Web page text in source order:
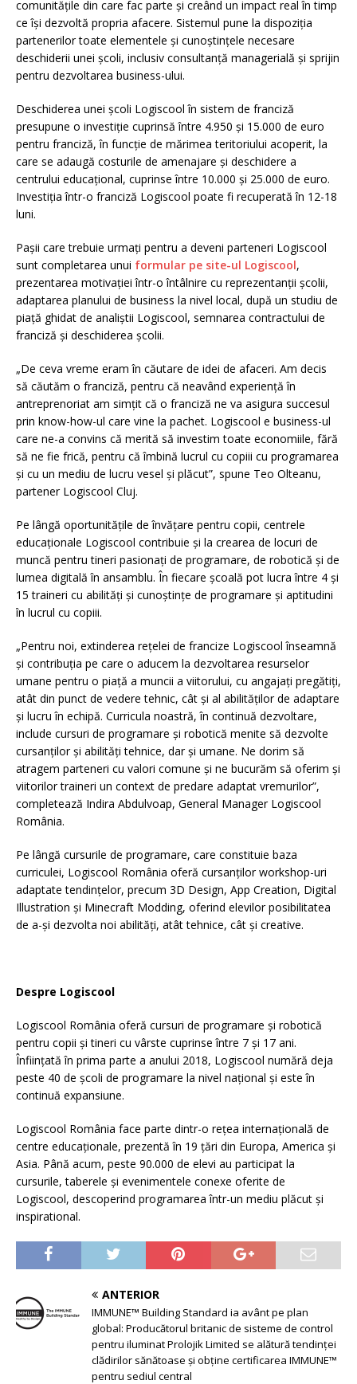
comunitățile din care fac parte și creând un impact real în timp
ce își dezvoltă propria afacere. Sistemul pune la dispoziția
partenerilor toate elementele și cunoștințele necesare
deschiderii unei școli, inclusiv consultanță managerială și sprijin
pentru dezvoltarea business-ului.
Deschiderea unei școli Logiscool în sistem de franciză
presupune o investiție cuprinsă între 4.950 și 15.000 de euro
pentru franciză, în funcție de mărimea teritoriului acoperit, la
care se adaugă costurile de amenajare și deschidere a
centrului educațional, cuprinse între 10.000 și 25.000 de euro.
Investiția într-o franciză Logiscool poate fi recuperată în 12-18
luni.
Pașii care trebuie urmați pentru a deveni parteneri Logiscool
sunt completarea unui formular pe site-ul Logiscool,
prezentarea motivației într-o întâlnire cu reprezentanții școlii,
adaptarea planului de business la nivel local, după un studiu de
piață ghidat de analiștii Logiscool, semnarea contractului de
franciză și deschiderea școlii.
„De ceva vreme eram în căutare de idei de afaceri. Am decis
să căutăm o franciză, pentru că neavând experiență în
antreprenoriat am simțit că o franciză ne va asigura succesul
prin know-how-ul care vine la pachet. Logiscool e business-ul
care ne-a convins că merită să investim toate economiile, fără
să ne fie frică, pentru că îmbină lucrul cu copiii cu programarea
și cu un mediu de lucru vesel și plăcut”, spune Teo Olteanu,
partener Logiscool Cluj.
Pe lângă oportunitățile de învățare pentru copii, centrele
educaționale Logiscool contribuie și la crearea de locuri de
muncă pentru tineri pasionați de programare, de robotică și de
lumea digitală în ansamblu. În fiecare școală pot lucra între 4 și
15 traineri cu abilități și cunoștințe de programare și aptitudini
în lucrul cu copiii.
„Pentru noi, extinderea rețelei de francize Logiscool înseamnă
și contribuția pe care o aducem la dezvoltarea resurselor
umane pentru o piață a muncii a viitorului, cu angajați pregătiți,
atât din punct de vedere tehnic, cât și al abilităților de adaptare
și lucru în echipă. Curricula noastră, în continuă dezvoltare,
include cursuri de programare și robotică menite să dezvolte
cursanților și abilități tehnice, dar și umane. Ne dorim să
atragem parteneri cu valori comune și ne bucurăm să oferim și
viitorilor traineri un context de predare adaptat vremurilor”,
completează Indira Abdulvoap, General Manager Logiscool
România.
Pe lângă cursurile de programare, care constituie baza
curriculei, Logiscool România oferă cursanților workshop-uri
adaptate tendințelor, precum 3D Design, App Creation, Digital
Illustration și Minecraft Modding, oferind elevilor posibilitatea
de a-și dezvolta noi abilități, atât tehnice, cât și creative.
Despre Logiscool
Logiscool România oferă cursuri de programare și robotică
pentru copii și tineri cu vârste cuprinse între 7 și 17 ani.
Înființată în prima parte a anului 2018, Logiscool numără deja
peste 40 de școli de programare la nivel național și este în
continuă expansiune.
Logiscool România face parte dintr-o rețea internațională de
centre educaționale, prezentă în 19 țări din Europa, America și
Asia. Până acum, peste 90.000 de elevi au participat la
cursurile, taberele și evenimentele conexe oferite de
Logiscool, descoperind programarea într-un mediu plăcut și
inspirational.
ANTERIOR
IMMUNE™ Building Standard ia avânt pe plan
global: Producătorul britanic de sisteme de control
pentru iluminat Prolojik Limited se alătură tendinței
clădirilor sănătoase și obține certificarea IMMUNE™
pentru sediul central